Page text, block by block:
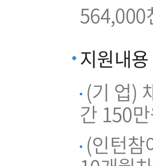
564,000
지원내용
(기 업)
간 150
(인턴참